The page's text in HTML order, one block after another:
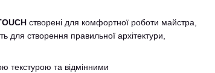
створені для комфортної роботи майстра,
створення правильної архітектури,
текстурою та відмінними